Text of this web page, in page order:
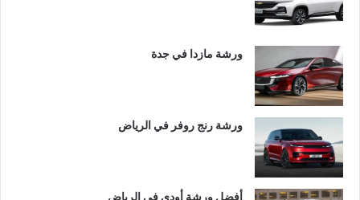
ورشة مازدا في جدة
ورشة رنج روفر في الرياض
أفضل ورشة أودي في الرياض